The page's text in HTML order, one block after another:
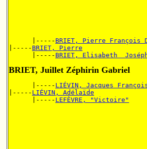
      |-----
BRIET, Pierre François
|----- BRIET, Pierre
      |-----
BRIET, Elisabeth
BRIET, Juillet Zéphirin Gabriel
      |-----
LIÉVIN, Jacques
|----- LIÉVIN, Adélaïde
      |-----
LEFÈVRE, "Victoire"